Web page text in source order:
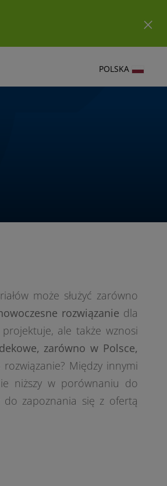
POLSKA
może służyć zarówno
rozwiązanie dla
ale także wznosi
zarówno w Polsce,
Między innymi
niższy w porównaniu do
zapoznania się z ofertą